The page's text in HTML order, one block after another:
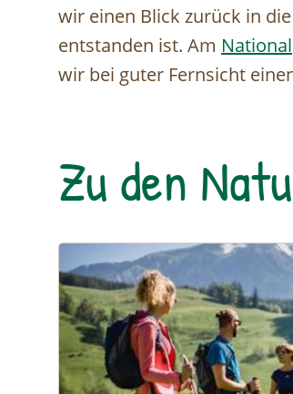
wir einen Blick zurück in
entstanden ist. Am
wir bei guter Fernsicht
Zu den